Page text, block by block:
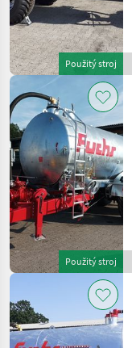
Použitý stroj
Použitý stroj